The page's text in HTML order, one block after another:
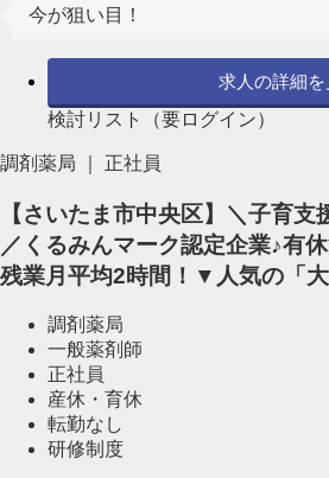
今が狙い目！
求人の詳細を
検討リスト（要ログイン）
調剤薬局 ｜ 正社員
【さいたま市中央区】＼子育支
／くるみんマーク認定企業♪有
残業月平均2時間！▼人気の「
調剤薬局
一般薬剤師
正社員
産休・育休
転勤なし
研修制度